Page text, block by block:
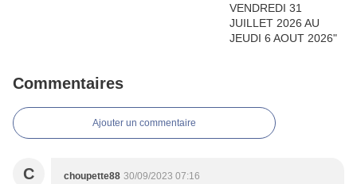
Commentaires
Ajouter un commentaire
C choupette88 30/09/2023 07:16